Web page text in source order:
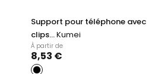
Support pour téléphone avec
clips...Kumei
À partir de
8,53 €